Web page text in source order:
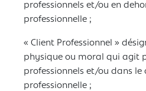
professionnels et/ou en
professionnelle ;
« Client Professionnel »
physique ou moral qui agit
professionnels et/ou dans le
professionnelle ;